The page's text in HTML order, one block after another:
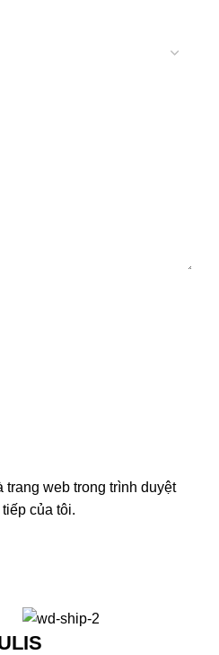
trang web trong trình duyệt
của tôi.